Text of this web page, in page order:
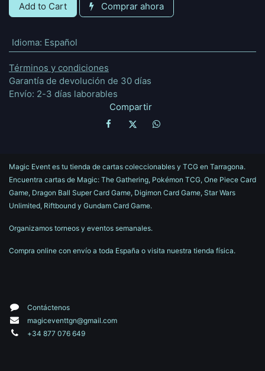
Add to Cart Comprar ahora
Idioma: Español
Términos y condiciones
Garantía de devolución de 30 días
Envío: 2-3 días laborables
Compartir
Magic Event es tu tienda de cartas coleccionables y TCG en Tarragona.
Encuentra cartas de Magic: The Gathering, Pokémon TCG, One Piece Card
Game, Dragon Ball Super Card Game, Digimon Card Game, Star Wars
Unlimited, Riftbound y Gundam Card Game.
Organizamos torneos y eventos semanales.
Compra online con envío a toda España o visita nuestra tienda física.
Contáctenos
magiceventtgn@gmail.com
+34 877 076 649